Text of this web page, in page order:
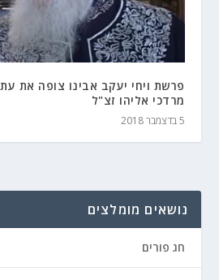
פרשת ויחי יעקב אבינו צופה את
מרדכי אליהו זצ"ל
5 בדצמבר 2018
נושאים מומלצים
חג פורים